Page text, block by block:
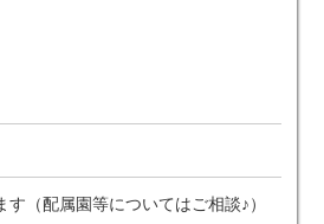
（配属園等についてはご相談♪）